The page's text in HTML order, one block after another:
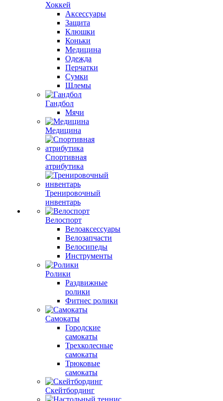
Хоккей
Аксессуары
Защита
Клюшки
Коньки
Медицина
Одежда
Перчатки
Сумки
Шлемы
Гандбол
Мячи
Медицина
Спортивная
атрибутика
Тренировочный
инвентарь
Велоспорт
Велоаксессуары
Велозапчасти
Велосипеды
Инструменты
Ролики
Раздвижные
ролики
Фитнес ролики
Самокаты
Городские
самокаты
Трехколесные
самокаты
Трюковые
самокаты
Скейтбординг